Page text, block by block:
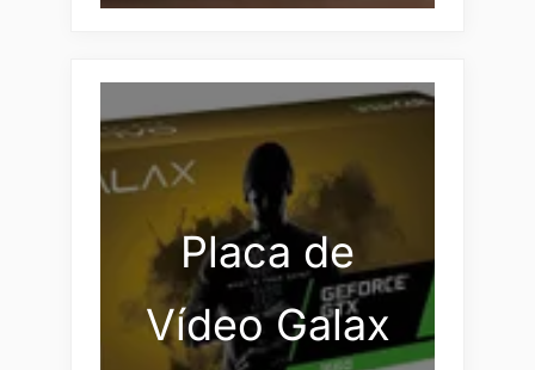
Placa de
Vídeo Galax